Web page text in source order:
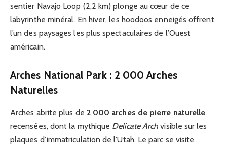
sentier Navajo Loop (2,2 km) plonge au cœur de ce
labyrinthe minéral. En hiver, les hoodoos enneigés offrent
l’un des paysages les plus spectaculaires de l’Ouest
américain.
Arches National Park : 2 000 Arches
Naturelles
Arches abrite plus de 2 000 arches de pierre naturelle
recensées, dont la mythique Delicate Arch visible sur les
plaques d’immatriculation de l’Utah. Le parc se visite